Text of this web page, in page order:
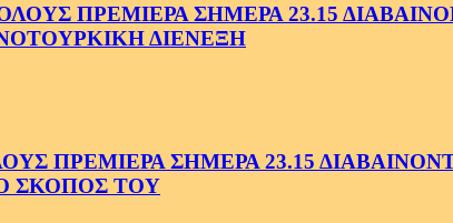
ΠΡΕΜΙΕΡΑ ΣΗΜΕΡΑ 23.15
ΔΙΕΝΕΞΗ
ΠΡΕΜΙΕΡΑ ΣΗΜΕΡΑ 23.15
ΣΚΟΠΟΣ ΤΟΥ